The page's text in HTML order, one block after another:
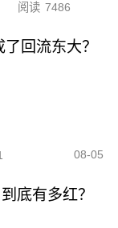
阅读 7486
回流东大？
08-05
底有多红？